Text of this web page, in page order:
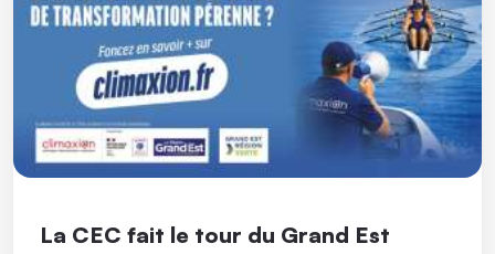
La CEC fait le tour du Grand Est